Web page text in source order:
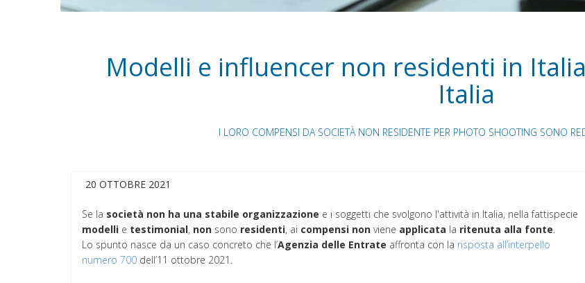
Modelli e influencer non residenti in
Italia
I LORO COMPENSI DA SOCIETÀ NON RESIDENTE PER PHOTO SHOOTING SONO
20 OTTOBRE 2021
Se la società non ha una stabile organizzazione e i soggetti che svolgono l'attività in Italia, nella fattispecie
modelli e testimonial, non sono residenti, ai compensi non viene applicata la ritenuta alla fonte.
Lo spunto nasce da un caso concreto che l’Agenzia delle Entrate affronta con la risposta all’interpello
numero 700 dell’11 ottobre 2021.